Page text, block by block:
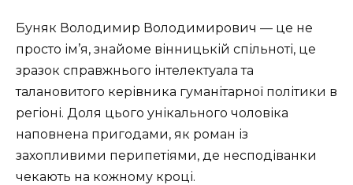
Буняк Володимир Володимирович — це не
просто ім’я, знайоме вінницькій спільноті, це
зразок справжнього інтелектуала та
талановитого керівника гуманітарної політики в
регіоні. Доля цього унікального чоловіка
наповнена пригодами, як роман із
захопливими перипетіями, де несподіванки
чекають на кожному кроці.